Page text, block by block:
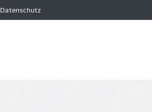
Datenschutz